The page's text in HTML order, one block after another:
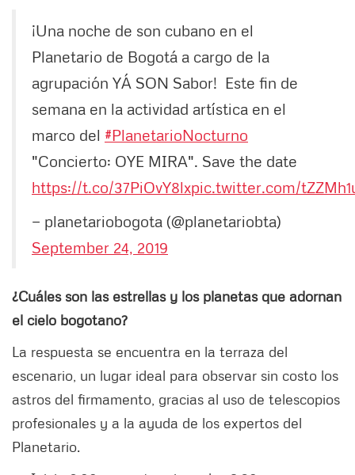
¡Una noche de son cubano en el
Planetario de Bogotá a cargo de la
agrupación YÁ SON Sabor! Este fin de
semana en la actividad artística en el
marco del #PlanetarioNocturno
"Concierto: OYE MIRA". Save the date
https://t.co/37PiOvY8lxpic.twitter.com/
— planetariobogota (@planetariobta)
September 24, 2019
¿Cuáles son las estrellas y los planetas que adornan
el cielo bogotano?
La respuesta se encuentra en la terraza del
escenario, un lugar ideal para observar sin costo los
astros del firmamento, gracias al uso de telescopios
profesionales y a la ayuda de los expertos del
Planetario.